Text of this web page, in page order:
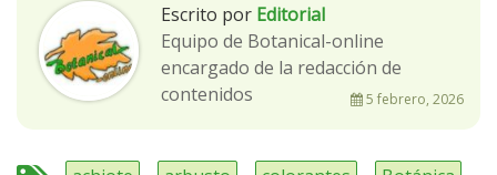
Escrito por Editorial
Equipo de Botanical-online
encargado de la redacción de
contenidos
5 febrero, 2026